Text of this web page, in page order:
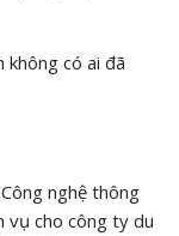
không có ai đã
nghệ thông
vụ cho công ty du